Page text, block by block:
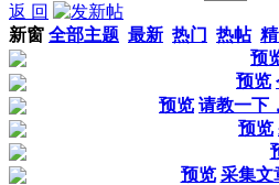
返 回
新窗 全部主题 最新 热门 热帖
预
预览
预览 请教一下
预览
预览 采集文